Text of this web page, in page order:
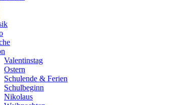
Valentinstag
Ostern
Schulende & Ferien
Schulbeginn
Nikolaus